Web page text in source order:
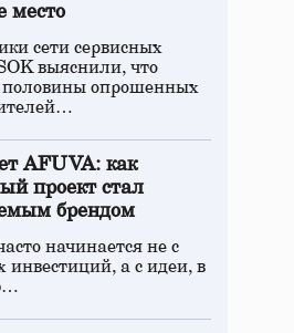
место
сети сервисных
выяснили, что
опрошенных
AFUVA: как
проект стал
брендом
начинается не с
инвестиций, а с идеи, в